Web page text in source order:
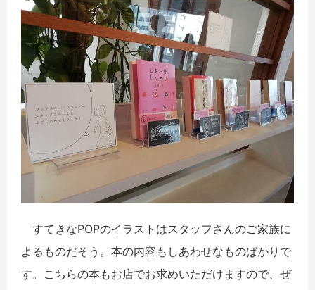
すてきなPOPのイラストはスタッフさんのご家族に
よるものだそう。本の内容もしあわせなものばかりで
す。こちらの本もお店でお求めいただけますので、ぜ